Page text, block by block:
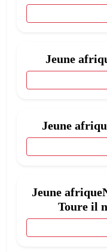
Jeune
Jeune
Jeune
Toure il